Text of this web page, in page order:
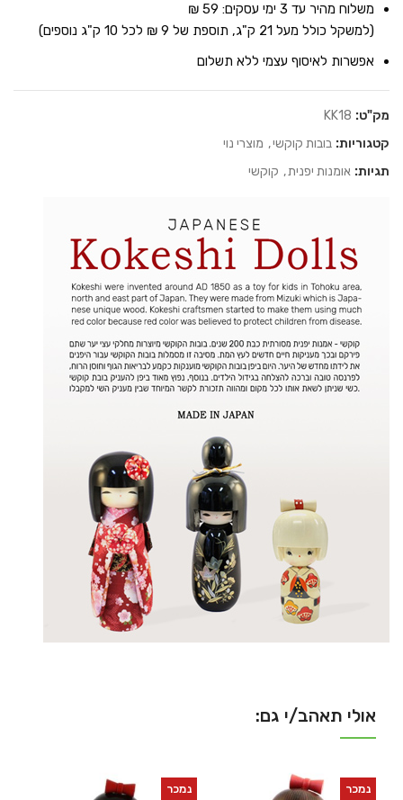
משלוח מהיר עד 3 ימי עסקים: 59 ₪
(למשקל כולל מעל 21 ק"ג, תוספת של 9 ₪ לכל 10 ק"ג נוספים)
אפשרות לאיסוף עצמי ללא תשלום
מק"ט: KK18
קטגוריות: בובות קוקשי, מוצרי נוי
תגיות: אומנות יפנית, קוקשי
אולי תאהב/י גם:
נמכר נמכר